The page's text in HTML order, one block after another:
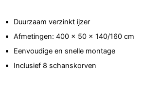
Duurzaam verzinkt ijzer
Afmetingen: 400 x 50 x 140/160 cm
Eenvoudige en snelle montage
Inclusief 8 schanskorven